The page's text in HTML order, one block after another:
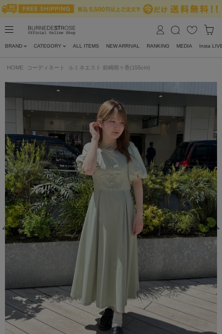
BRAND CATEGORY ALL ITEMS NEW ARRIVAL RANKING MEDIA Insta
HOME コーディネート ルミネエスト 前嶋萌々香(155cm)